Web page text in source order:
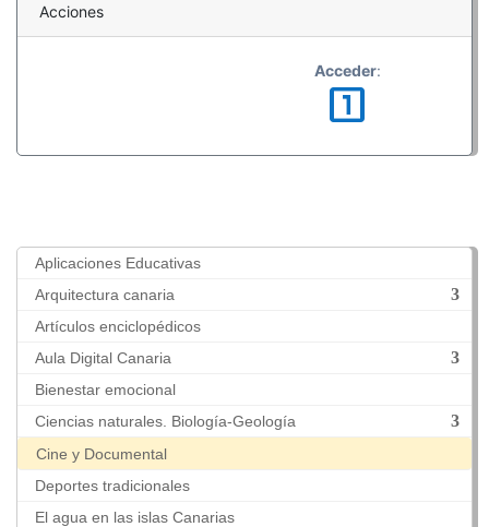
Acciones
Acceder:
looks_one
Aplicaciones Educativas
Arquitectura canaria
Artículos enciclopédicos
Aula Digital Canaria
Bienestar emocional
Ciencias naturales. Biología-Geología
Cine y Documental
Deportes tradicionales
El agua en las islas Canarias